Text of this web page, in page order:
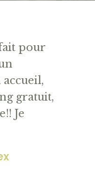
pour
gratuit,
Je